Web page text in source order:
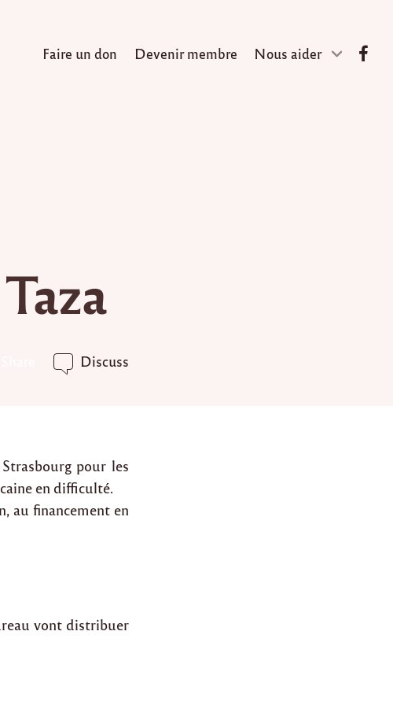
Faire un don Devenir membre Nous aider
Discuss
pour les
en difficulté.
au financement en
vont distribuer